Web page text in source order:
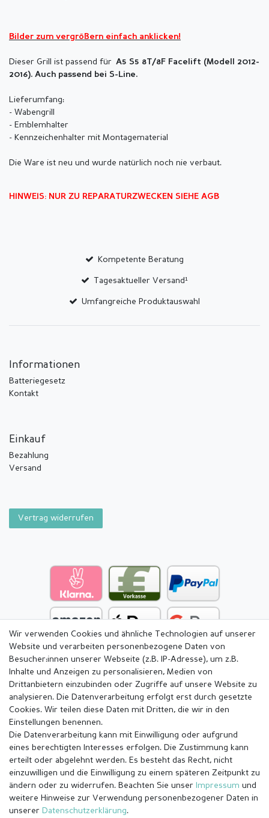
Bilder zum vergrößern einfach anklicken!
Dieser Grill ist passend für A5 S5 8T/8F Facelift (Modell 2012-
2016). Auch passend bei S-Line.
Lieferumfang:
- Wabengrill
- Emblemhalter
- Kennzeichenhalter mit Montagematerial
Die Ware ist neu und wurde natürlich noch nie verbaut.
HINWEIS: NUR ZU REPARATURZWECKEN SIEHE AGB
Kompetente Beratung
Tagesaktueller Versand¹
Umfangreiche Produktauswahl
Informationen
Batteriegesetz
Kontakt
Einkauf
Bezahlung
Versand
Vertrag widerrufen
Impressum Daten­schutz­erklärung
Wir verwenden Cookies und ähnliche Technologien auf unserer
Website und verarbeiten personenbezogene Daten von
Besucher:innen unserer Webseite (z.B. IP-Adresse), um z.B.
Inhalte und Anzeigen zu personalisieren, Medien von
Drittanbietern einzubinden oder Zugriffe auf unsere Website zu
analysieren. Die Datenverarbeitung erfolgt erst durch gesetzte
Cookies. Wir teilen diese Daten mit Dritten, die wir in den
Einstellungen benennen.
Die Datenverarbeitung kann mit Einwilligung oder aufgrund
eines berechtigten Interesses erfolgen. Die Zustimmung kann
erteilt oder abgelehnt werden. Es besteht das Recht, nicht
einzuwilligen und die Einwilligung zu einem späteren Zeitpunkt zu
ändern oder zu widerrufen. Beachten Sie unser Impressum und
weitere Hinweise zur Verwendung personenbezogener Daten in
unserer Daten­schutz­erklärung.